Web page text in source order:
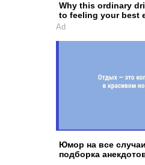
Why this ordinary
to feeling your best
Ad
Юмор на все
подборка